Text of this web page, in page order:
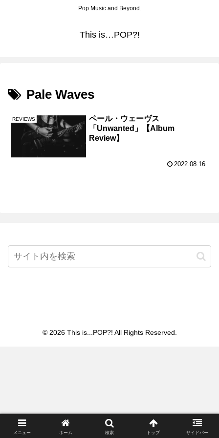
Pop Music and Beyond.
This is…POP?!
Pale Waves
REVIEWS
ペール・ウェーヴス
「Unwanted」【Album
Review】
2022.08.16
© 2026 This is...POP?! All Rights Reserved.
メニュー ホーム 検索 トップ サイドバー